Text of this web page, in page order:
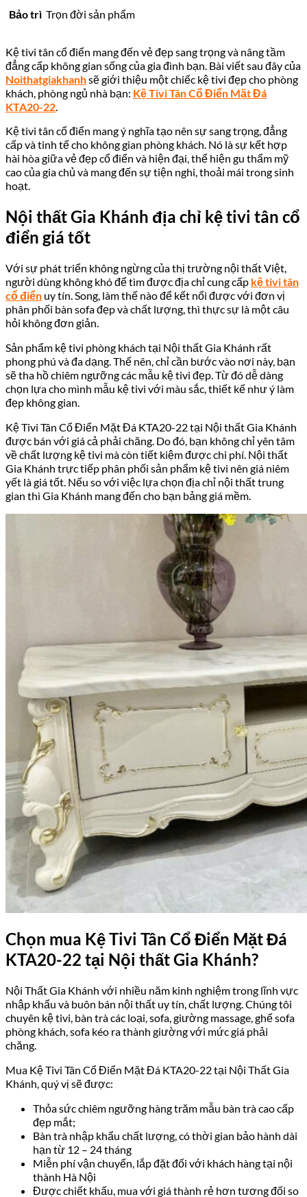
Bảo trì Trọn đời sản phẩm
Kệ tivi tân cổ điển mang đến vẻ đẹp sang trọng và nâng tầm
đẳng cấp không gian sống của gia đình bạn. Bài viết sau đây của
Noithatgiakhanhsẽ giới thiệu một chiếc kệ tivi đẹp cho phòng
khách, phòng ngủ nhà bạn: Kệ Tivi Tân Cổ Điển Mặt Đá
KTA20-22.
Kệ tivi tân cổ điển mang ý nghĩatạo nên sự sang trọng, đẳng
cấp và tinh tế cho không gian phòng khách. Nó là sự kết hợp
hài hòa giữa vẻ đẹp cổ điển và hiện đại, thể hiện gu thẩm mỹ
cao của gia chủ và mang đến sự tiện nghi, thoải mái trong sinh
hoạt.
Nội thất Gia Khánh địa chỉ kệ tivi tân cổ
điển giá tốt
Với sự phát triển không ngừng của thị trường nội thất Việt,
người dùng không khó để tìm được địa chỉ cung cấp kệ tivi tân
cổ điển uy tín. Song, làm thế nào để kết nối được với đơn vị
phân phối bàn sofa đẹp và chất lượng, thì thực sự là một câu
hỏi không đơn giản.
Sản phẩm kệ tivi phòng khách tại Nội thất Gia Khánh rất
phong phú và đa dạng. Thế nên, chỉ cần bước vào nơi này, bạn
sẽ tha hồ chiêm ngưỡng các mẫu kệ tivi đẹp. Từ đó dễ dàng
chọn lựa cho mình mẫu kệ tivi với màu sắc, thiết kế như ý làm
đẹp không gian.
Kệ Tivi Tân Cổ Điển Mặt Đá KTA20-22 tại Nội thất Gia Khánh
được bán với giá cả phải chăng. Do đó, bạn không chỉ yên tâm
về chất lượng kệ tivi mà còn tiết kiệm được chi phí. Nội thất
Gia Khánh trực tiếp phân phối sản phẩm kệ tivi nên giá niêm
yết là giá tốt. Nếu so với việc lựa chọn địa chỉ nội thất trung
gian thì Gia Khánh mang đến cho bạn bảng giá mềm.
Chọn mua Kệ Tivi Tân Cổ Điển Mặt Đá
KTA20-22 tại Nội thất Gia Khánh?
Nội Thất Gia Khánh với nhiều năm kinh nghiệm trong lĩnh vực
nhập khẩu và buôn bán nội thất uy tín, chất lượng. Chúng tôi
chuyên kệ tivi, bàn trà các loại, sofa, giường massage, ghế sofa
phòng khách, sofa kéo ra thành giường với mức giá phải
chăng.
Mua Kệ Tivi Tân Cổ Điển Mặt Đá KTA20-22 tại Nội Thất Gia
Khánh, quý vị sẽ được:
Thỏa sức chiêm ngưỡng hàng trăm mẫu bàn trà cao cấp
đẹp mắt;
Bàn trà nhập khẩu chất lượng, có thời gian bảo hành dài
hạn từ 12 – 24 tháng
Miễn phí vận chuyển, lắp đặt đối với khách hàng tại nội
thành Hà Nội
Được chiết khấu, mua với giá thành rẻ hơn tương đối so